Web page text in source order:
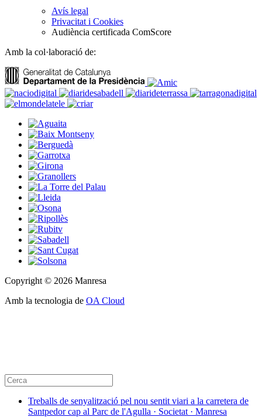
Avís legal
Privacitat i Cookies
Audiència certificada ComScore
Amb la col·laboració de:
Copyright © 2026 Manresa
Amb la tecnologia de OA Cloud
Treballs de senyalització pel nou sentit viari a la carretera de
Santpedor cap al Parc de l'Agulla · Societat · Manresa